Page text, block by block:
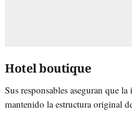
Hotel boutique
Sus responsables aseguran que
mantenido la estructura original